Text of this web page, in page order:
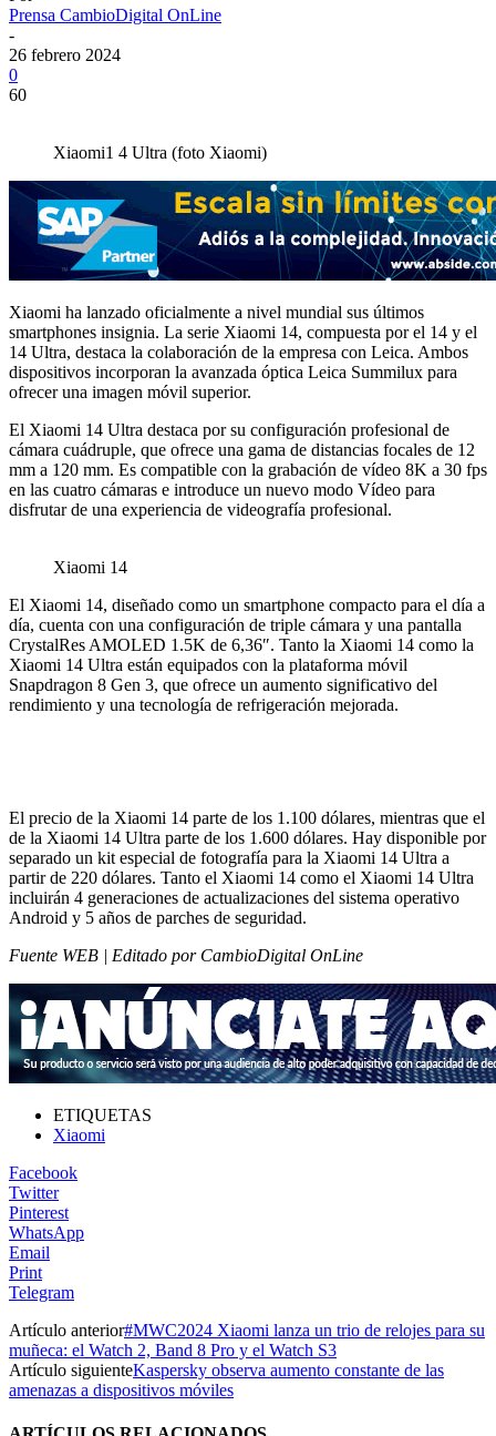
Prensa CambioDigital OnLine
-
26 febrero 2024
0
60
Xiaomi1 4 Ultra (foto Xiaomi)
Xiaomi ha lanzado oficialmente a nivel mundial sus últimos
smartphones insignia. La serie Xiaomi 14, compuesta por el 14 y el
14 Ultra, destaca la colaboración de la empresa con Leica. Ambos
dispositivos incorporan la avanzada óptica Leica Summilux para
ofrecer una imagen móvil superior.
El Xiaomi 14 Ultra destaca por su configuración profesional de
cámara cuádruple, que ofrece una gama de distancias focales de 12
mm a 120 mm. Es compatible con la grabación de vídeo 8K a 30 fps
en las cuatro cámaras e introduce un nuevo modo Vídeo para
disfrutar de una experiencia de videografía profesional.
Xiaomi 14
El Xiaomi 14, diseñado como un smartphone compacto para el día a
día, cuenta con una configuración de triple cámara y una pantalla
CrystalRes AMOLED 1.5K de 6,36″. Tanto la Xiaomi 14 como la
Xiaomi 14 Ultra están equipados con la plataforma móvil
Snapdragon 8 Gen 3, que ofrece un aumento significativo del
rendimiento y una tecnología de refrigeración mejorada.
El precio de la Xiaomi 14 parte de los 1.100 dólares, mientras que el
de la Xiaomi 14 Ultra parte de los 1.600 dólares. Hay disponible por
separado un kit especial de fotografía para la Xiaomi 14 Ultra a
partir de 220 dólares. Tanto el Xiaomi 14 como el Xiaomi 14 Ultra
incluirán 4 generaciones de actualizaciones del sistema operativo
Android y 5 años de parches de seguridad.
Fuente WEB | Editado por CambioDigital OnLine
ETIQUETAS
Xiaomi
Facebook
Twitter
Pinterest
WhatsApp
Email
Print
Telegram
Artículo anterior#MWC2024 Xiaomi lanza un trio de relojes para su
muñeca: el Watch 2, Band 8 Pro y el Watch S3
Artículo siguienteKaspersky observa aumento constante de las
amenazas a dispositivos móviles